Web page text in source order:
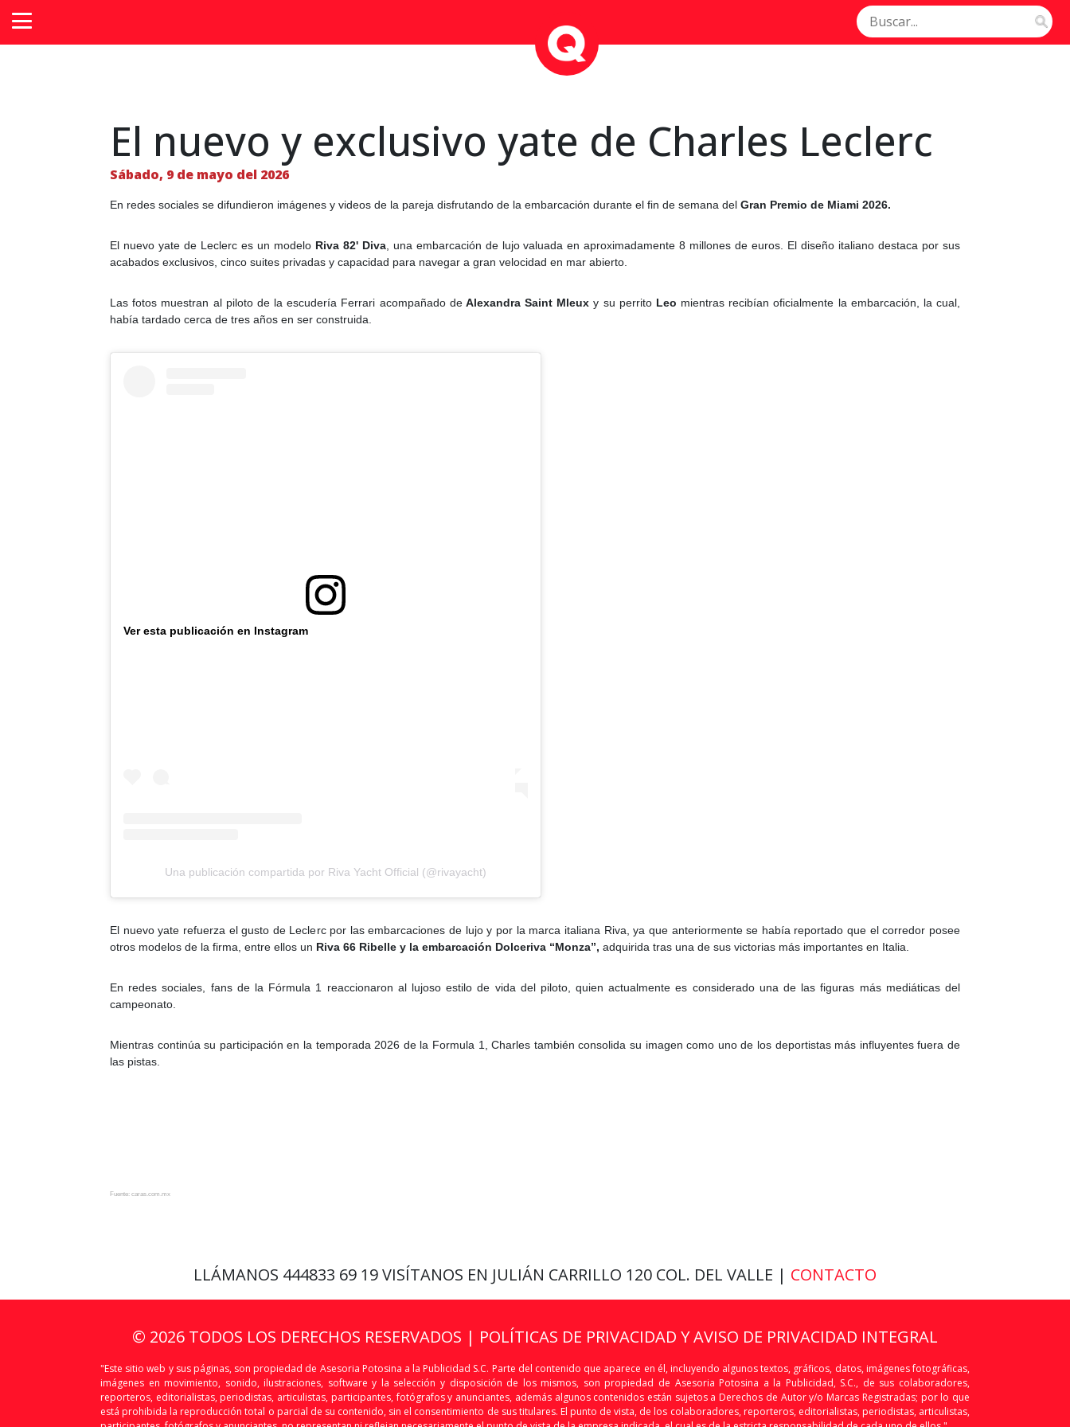
El nuevo y exclusivo yate de Charles Leclerc
Sábado, 9 de mayo del 2026
En redes sociales se difundieron imágenes y videos de la pareja disfrutando de la embarcación durante el fin de semana del Gran Premio de Miami 2026.
El nuevo yate de Leclerc es un modelo Riva 82' Diva, una embarcación de lujo valuada en aproximadamente 8 millones de euros. El diseño italiano destaca por sus
acabados exclusivos, cinco suites privadas y capacidad para navegar a gran velocidad en mar abierto.
Las fotos muestran al piloto de la escudería Ferrari acompañado deAlexandra Saint Mleuxy su perritoLeo mientras recibían oficialmente la embarcación, la cual,
había tardado cerca de tres años en ser construida.
Ver esta publicación en Instagram
Una publicación compartida por Riva Yacht Official (@rivayacht)
El nuevo yate refuerza el gusto de Leclerc por las embarcaciones de lujo y por la marca italiana Riva, ya que anteriormente se había reportado que el corredor posee
otros modelos de la firma, entre ellos un Riva 66 Ribelle y la embarcación Dolceriva “Monza”, adquirida tras una de sus victorias más importantes en Italia.
En redes sociales, fans de la Fórmula 1 reaccionaron al lujoso estilo de vida del piloto, quien actualmente es considerado una de las figuras más mediáticas del
campeonato.
Mientras continúa su participación en la temporada 2026 de la Formula 1, Charles también consolida su imagen como uno de los deportistas más influyentes fuera de
las pistas.
Fuente: caras.com.mx
LLÁMANOS 444833 69 19VISÍTANOS EN JULIÁN CARRILLO 120 COL. DEL VALLE | CONTACTO
© 2026 TODOS LOS DERECHOS RESERVADOS | POLÍTICAS DE PRIVACIDAD Y AVISO DE PRIVACIDAD INTEGRAL
"Este sitio web y sus páginas, son propiedad de Asesoria Potosina a la Publicidad S.C. Parte del contenido que aparece en él, incluyendo algunos textos, gráficos, datos, imágenes fotográficas,
imágenes en movimiento, sonido, ilustraciones, software y la selección y disposición de los mismos, son propiedad de Asesoria Potosina a la Publicidad, S.C., de sus colaboradores,
reporteros, editorialistas, periodistas, articulistas, participantes, fotógrafos y anunciantes, además algunos contenidos están sujetos a Derechos de Autor y/o Marcas Registradas; por lo que
está prohibida la reproducción total o parcial de su contenido, sin el consentimiento de sus titulares. El punto de vista, de los colaboradores, reporteros, editorialistas, periodistas, articulistas,